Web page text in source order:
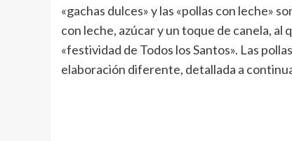
«gachas dulces» y las «pollas con leche»
con leche, azúcar y un toque de canela, al
«festividad de Todos los Santos». Las
elaboración diferente, detallada a